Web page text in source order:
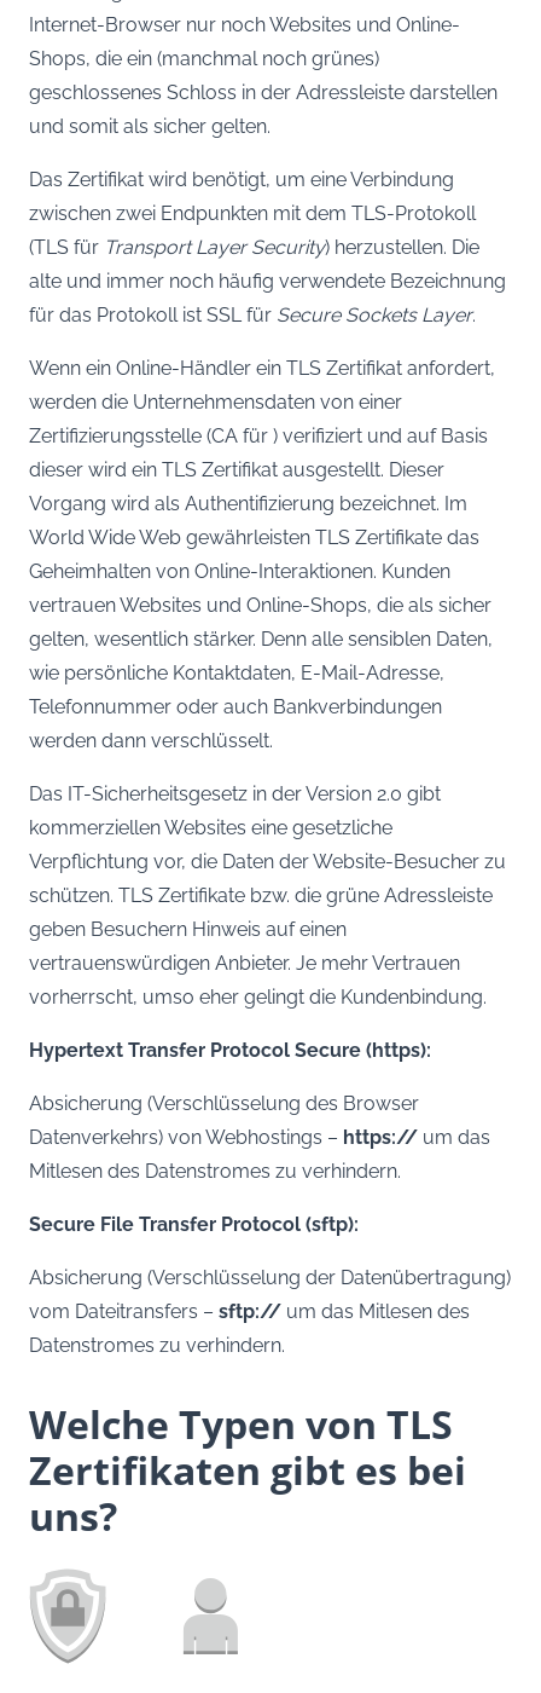
Internet-Browser nur noch Websites und Online-
Shops, die ein (manchmal noch grünes)
geschlossenes Schloss in der Adressleiste darstellen
und somit als sicher gelten.
Das Zertifikat wird benötigt, um eine Verbindung
zwischen zwei Endpunkten mit dem TLS-Protokoll
(TLS für Transport Layer Security) herzustellen. Die
alte und immer noch häufig verwendete Bezeichnung
für das Protokoll ist SSL für Secure Sockets Layer.
Wenn ein Online-Händler ein TLS Zertifikat anfordert,
werden die Unternehmensdaten von einer
Zertifizierungsstelle (CA für ) verifiziert und auf Basis
dieser wird ein TLS Zertifikat ausgestellt. Dieser
Vorgang wird als Authentifizierung bezeichnet. Im
World Wide Web gewährleisten TLS Zertifikate das
Geheimhalten von Online-Interaktionen. Kunden
vertrauen Websites und Online-Shops, die als sicher
gelten, wesentlich stärker. Denn alle sensiblen Daten,
wie persönliche Kontaktdaten, E-Mail-Adresse,
Telefonnummer oder auch Bankverbindungen
werden dann verschlüsselt.
Das IT-Sicherheitsgesetz in der Version 2.0 gibt
kommerziellen Websites eine gesetzliche
Verpflichtung vor, die Daten der Website-Besucher zu
schützen. TLS Zertifikate bzw. die grüne Adressleiste
geben Besuchern Hinweis auf einen
vertrauenswürdigen Anbieter. Je mehr Vertrauen
vorherrscht, umso eher gelingt die Kundenbindung.
Hypertext Transfer Protocol Secure (https):
Absicherung (Verschlüsselung des Browser
Datenverkehrs) von Webhostings – https:// um das
Mitlesen des Datenstromes zu verhindern.
Secure File Transfer Protocol (sftp):
Absicherung (Verschlüsselung der Datenübertragung)
vom Dateitransfers – sftp:// um das Mitlesen des
Datenstromes zu verhindern.
Welche Typen von TLS
Zertifikaten gibt es bei
uns?